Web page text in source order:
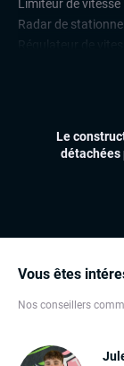
Vous êtes
Nos conseillers
Limiteur de vitesse
Radar de
Essuie-glaces
Feux automatiques
Écran tactile
Prise USB
Le
détachées